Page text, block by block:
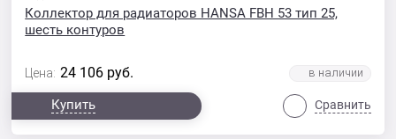
Коллектор для радиаторов HANSA FBH 53 тип 25,
шесть контуров
Цена: 24 106 руб.
Купить Сравнить